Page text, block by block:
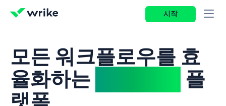
시작
모든 워크플로우를 효
율화하는
플